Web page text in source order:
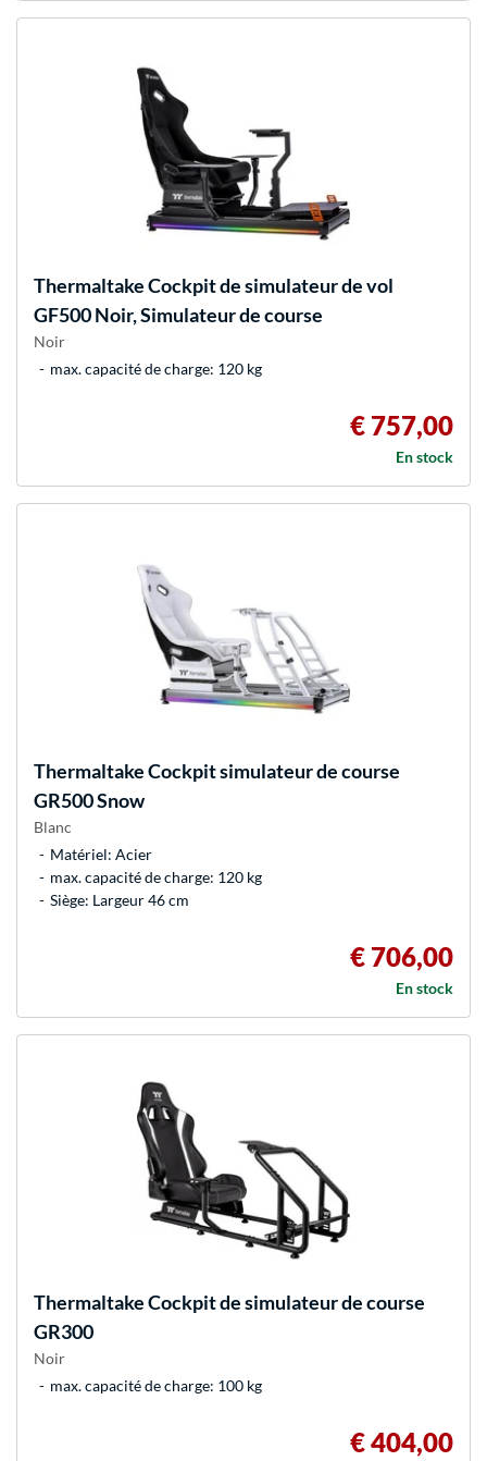
ThermaltakeCockpit de simulateur de vol
GF500 Noir, Simulateur de course
Noir
max. capacité de charge: 120 kg
€ 757,00
En stock
ThermaltakeCockpit simulateur de course
GR500 Snow
Blanc
Matériel: Acier
max. capacité de charge: 120 kg
Siège: Largeur 46 cm
€ 706,00
En stock
ThermaltakeCockpit de simulateur de course
GR300
Noir
max. capacité de charge: 100 kg
€ 404,00